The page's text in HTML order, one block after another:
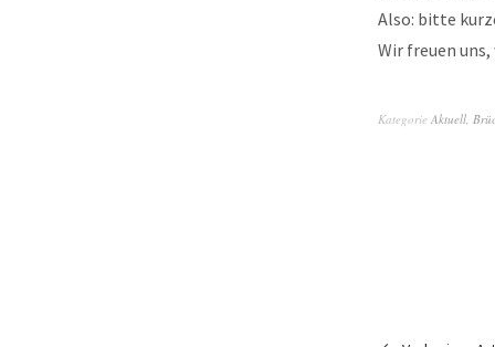
Also: bitte
Wir freuen
Kategorie Aktuell,